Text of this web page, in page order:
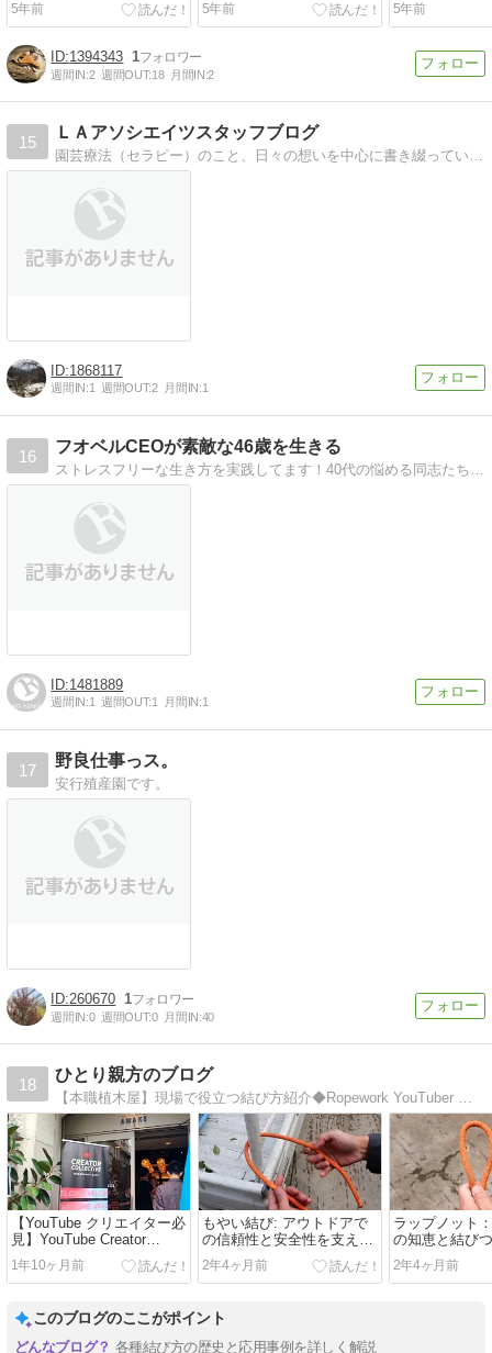
5年前 5年前 5年前
1394343 1
週間IN:2 週間OUT:18 月間IN:2
15
ＬＡアソシエイツスタッフブログ
1868117
週間IN:1 週間OUT:2 月間IN:1
16
フオベルCEOが素敵な46歳を生きる
1481889
週間IN:1 週間OUT:1 月間IN:1
17
野良仕事っス。
安行殖産園です。
260670 1
週間IN:0 週間OUT:0 月間IN:40
18
ひとり親方のブログ
【YouTube クリエイター必
見】YouTube Creator
Collective体験レポート！ト
ップクリエイターから学ぶ
動画収益化の秘訣【Gemini
1年10ヶ月前
もやい結び: アウトドアで
の信頼性と安全性を支える
強固な結び方
2年4ヶ月前
ラップノット
の知恵と結び
ーク技術
2年4ヶ月前
このブログのここがポイント
各種結び方の歴史と応用事例を詳しく解説